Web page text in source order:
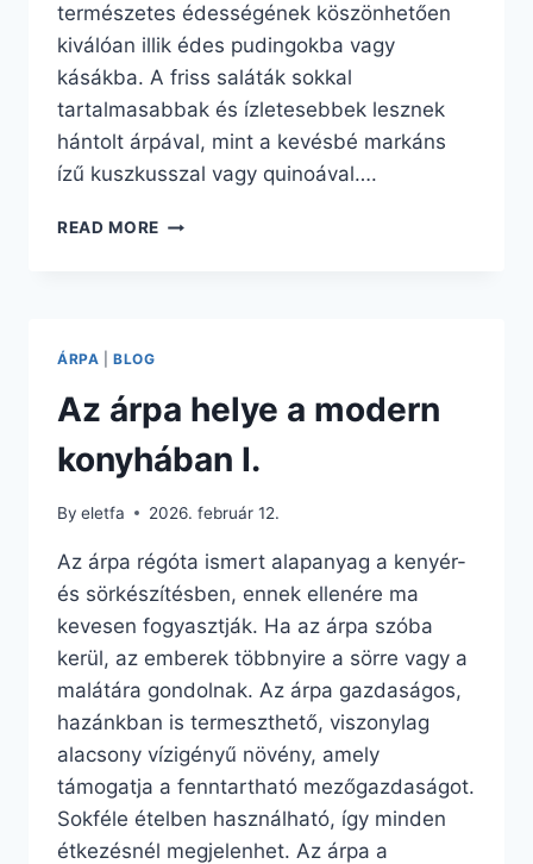
természetes édességének köszönhetően
kiválóan illik édes pudingokba vagy
kásákba. A friss saláták sokkal
tartalmasabbak és ízletesebbek lesznek
hántolt árpával, mint a kevésbé markáns
ízű kuszkusszal vagy quinoával….
READ MORE AZ
ÁRPA |BLOG
Az árpa helye a modern
konyhában I.
By eletfa 2026. február 12.
Az árpa régóta ismert alapanyag a kenyér-
és sörkészítésben, ennek ellenére ma
kevesen fogyasztják. Ha az árpa szóba
kerül, az emberek többnyire a sörre vagy a
malátára gondolnak. Az árpa gazdaságos,
hazánkban is termeszthető, viszonylag
alacsony vízigényű növény, amely
támogatja a fenntartható mezőgazdaságot.
Sokféle ételben használható, így minden
étkezésnél megjelenhet. Az árpa a